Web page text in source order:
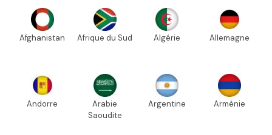
Afghanistan Afrique du Sud Algérie Allemagne
Andorre
Arabie
Saoudite
Argentine Arménie